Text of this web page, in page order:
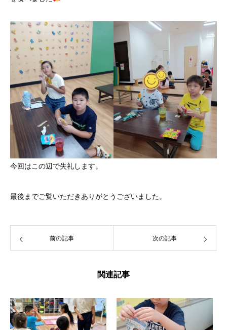
今回はこの辺で失礼します。
最後までご覧いただきありがとうございました。
前の記事 次の記事
関連記事